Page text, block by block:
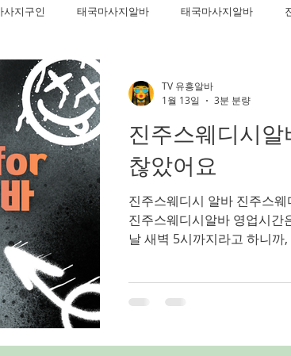
사지구인 태국마사지알바 태국마사지알바
사지 아로마마사지알바
가라오케알바 유흥업소알바 노래주점알바
노 인천유흥알바 인천여성알바 인천룸알바
진주스웨디시알
찮았어요
진주스웨디시 알바 진주스
진주스웨디시알바 영업시간
날 새벽 5시까지라고 하니까
간을 보내기에 딱 좋겠더라고요.
TV 유흥알바
1월 13일
3분 분량